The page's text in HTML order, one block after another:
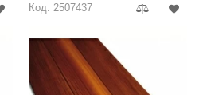
Код: 2507437